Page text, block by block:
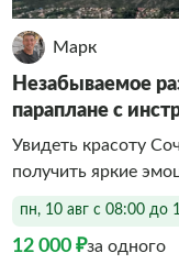
Марк
Незабываемое
параплане с
Увидеть красоту
получить яркие
пн, 10 авг с 08:00 до
12 000 ₽за одного